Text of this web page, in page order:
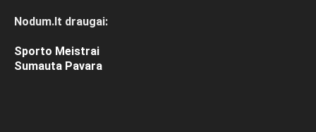
Nodum.lt draugai:
Sporto Meistrai
Sumauta Pavara